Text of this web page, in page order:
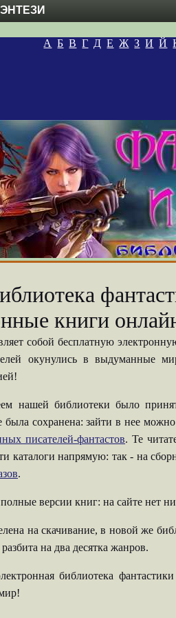
А Б В Г Д Е Ж З И Й
книги
собой бесплатную
окунулись в выдуманные
нашей библиотеки было
была сохранена: зайти в нее
писателей-фантастов. Те
каталоги напрямую: так - на
.
версии книг: на сайте нет
на скачивание, в новой же
разбита на два десятка жанров.
библиотека